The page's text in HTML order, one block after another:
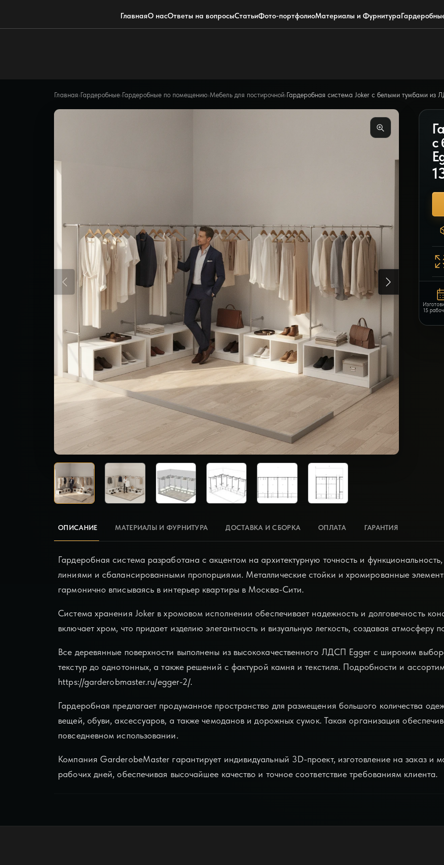
ГлавнаяО насОтветы на вопросыСтатьиФото-портфолиоМатериалы и Фурнитура Telegram
Главная›Гардеробные›Гардеробные по помещению›Мебель для постирочной›Гардеробная система Joker с белыми тумбами из
с
15
ОПИСАНИЕ МАТЕРИАЛЫ И ФУРНИТУРА ДОСТАВКА И СБОРКА ОПЛАТА ГАРАНТИЯ
Гардеробная система разработана с акцентом на архитектурную точность и
линиями и сбалансированными пропорциями. Металлические стойки и хромированные
гармонично вписываясь в интерьер квартиры в Москва-Сити.
Система хранения Joker в хромовом исполнении обеспечивает надежность и долговечность
включает хром, что придает изделию элегантность и визуальную легкость, создавая атмосферу
Все деревянные поверхности выполнены из высококачественного ЛДСП Egger с широким
текстур до однотонных, а также решений с фактурой камня и текстиля. Подробности и
https://garderobmaster.ru/egger-2/.
Гардеробная предлагает продуманное пространство для размещения большого количества
вещей, обуви, аксессуаров, а также чемоданов и дорожных сумок. Такая организация
повседневном использовании.
Компания GarderobeMaster гарантирует индивидуальный 3D-проект, изготовление на заказ и
рабочих дней, обеспечивая высочайшее качество и точное соответствие требованиям клиента.